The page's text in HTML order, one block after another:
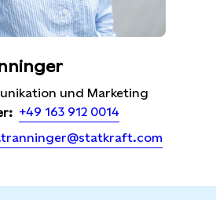
und Marketing
+49 163 912 0014